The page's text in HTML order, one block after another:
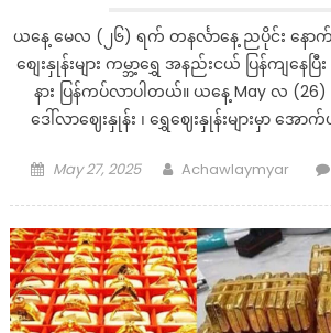
ယနေ့ မေလ (၂၆) ရက် တနင်္လာနေ့ ညပိုင်း နောက်
စျေးနှုန်းများ ကမ္ဘာ့ရွှေ အနည်းငယ် ပြန်ကျနေပ
နား ပြန်ကပ်လာပါတယ်။ ယနေ့ May လ
ဒေါ်လာဈေးနှုန်း ၊ ရွှေဈေးနှုန်းများမှာ အေ
Posted
May 27, 2025 Author
Achawlaymyar